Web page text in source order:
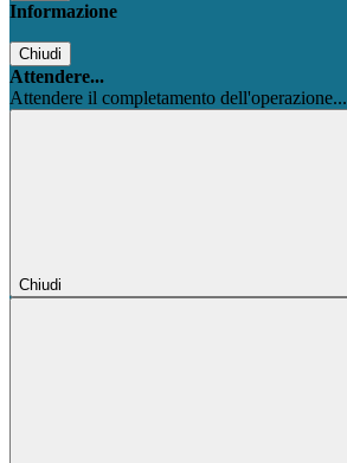
Informazione
Chiudi
Attendere...
Attendere il completamento dell'operazione...
Chiudi